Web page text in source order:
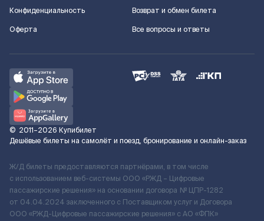
Конфиденциальность
Оферта
Возврат и обмен билета
Все вопросы и ответы
© 2011–2026 Купибилет
Дешёвые билеты на самолёт и поезд, бронирование и онлайн-заказ
Ж/Д билеты предоставляются партнёрами, в том числе
с использованием веб-системы ООО «РЖД – Цифровые
пассажирские решения» на основании договора № ЦПР-1282
от 04.04.2024 заключенного с Поставщиком услуг и Договора
ООО «РЖД-Цифровые пассажирские решения» c АО «ФПК»